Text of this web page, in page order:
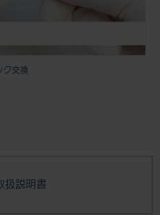
ク交換
扱説明書